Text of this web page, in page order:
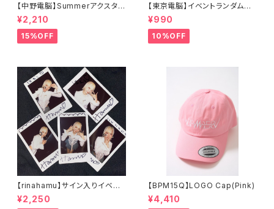
【中野電脳】Summerアクスタ
（Cast Ver.）
¥2,210
15%OFF
【東京電脳】イベントランダムチ
ェキ - 6/13 TOKYO OTAKU
RAVE -
¥990
10%OFF
【rinahamu】サイン入りイベン
トランダムチェキ - 6/7 MOO
NRAKER -
¥2,250
【BPM15Q】LOGO Cap(Pink)
¥4,410